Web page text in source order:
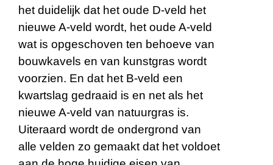
het duidelijk dat het oude D-veld het
nieuwe A-veld wordt, het oude A-veld
wat is opgeschoven ten behoeve van
bouwkavels en van kunstgras wordt
voorzien. En dat het B-veld een
kwartslag gedraaid is en net als het
nieuwe A-veld van natuurgras is.
Uiteraard wordt de ondergrond van
alle velden zo gemaakt dat het voldoet